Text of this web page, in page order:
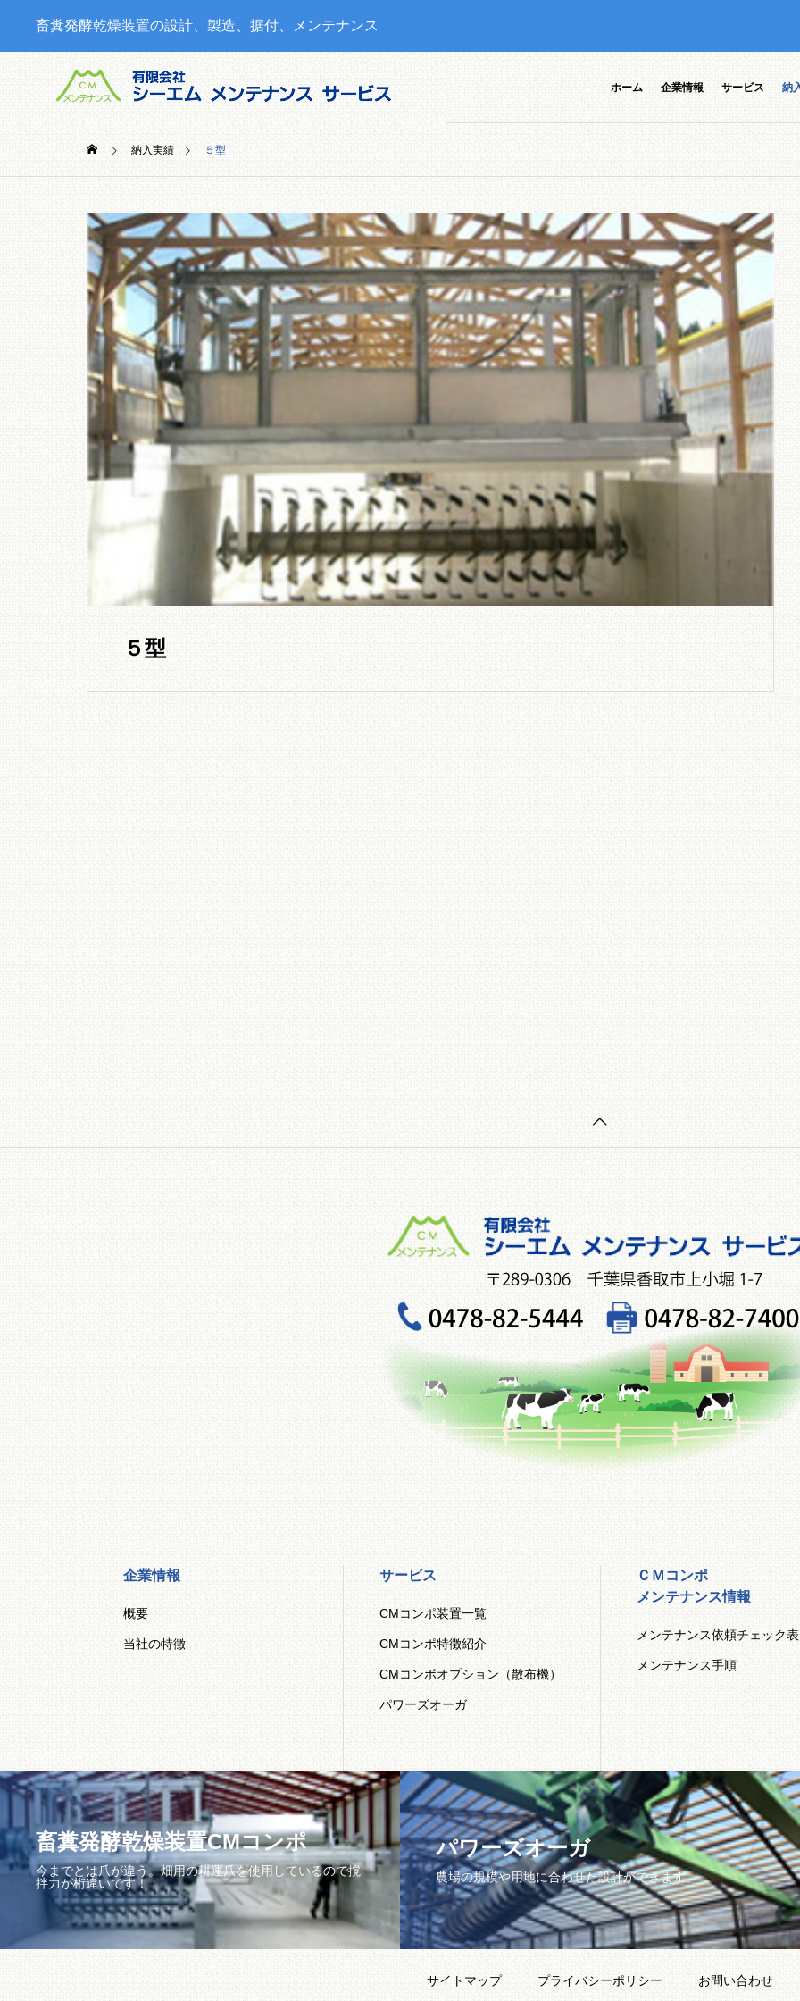
畜糞発酵乾燥装置の設計、製造、据付、メンテナンス
ホーム 企業情報 サービス 納
SERVICE
当社の製品・サービス
情報
CMコンポ装置一
覧
ない畜糞発酵処理装
置。
CMコンポの特徴
用地・処理量に合わせ
ての設計が可能！
CMコン
ョン（
散布機
納入実績 ５型
５型
企業情報
概要
当社の特徴
サービス
CMコンポ装置一覧
CMコンポ特徴紹介
CMコンポオプション（散布機）
パワーズオーガ
ＣＭコンポ
メンテナンス情報
メンテナンス依頼チェック表
メンテナンス手順
畜糞発酵乾燥装置CMコンポ
今までとは爪が違う。畑用の耕運爪を使用しているので撹
拌力が桁違いです！
パワーズオーガ
農場の規模や用地に合わせた設計ができます。
サイトマップ プライバシーポリシー お問い合わせ